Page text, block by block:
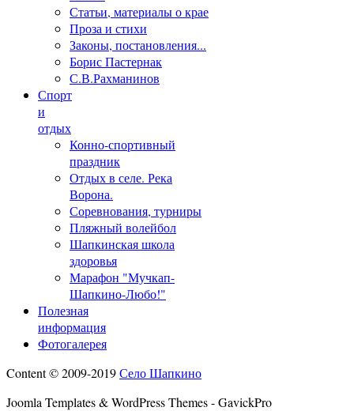
Статьи, материалы о крае
Проза и стихи
Законы, постановления...
Борис Пастернак
С.В.Рахманинов
Спорт
и
отдых
Конно-спортивный
праздник
Отдых в селе. Река
Ворона.
Соревнования, турниры
Пляжный волейбол
Шапкинская школа
здоровья
Марафон "Мучкап-
Шапкино-Любо!"
Полезная
информация
Фотогалерея
Content © 2009-2019Село Шапкино
Joomla Templates & WordPress Themes - GavickPro